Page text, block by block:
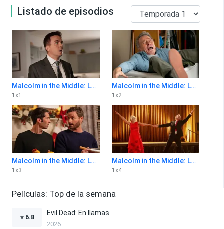
Listado de episodios
Malcolm in the Middle: La vida sigue siendo injusta 1x1
1 x1
Malcolm in the Middle: La vida sigue siendo injusta 1x2
1 x2
Malcolm in the Middle: La vida sigue siendo injusta 1x3
1 x3
Malcolm in the Middle: La vida sigue siendo injusta 1x4
1 x4
Películas: Top de la semana
⭐ 6.8
Evil Dead: En llamas
2026